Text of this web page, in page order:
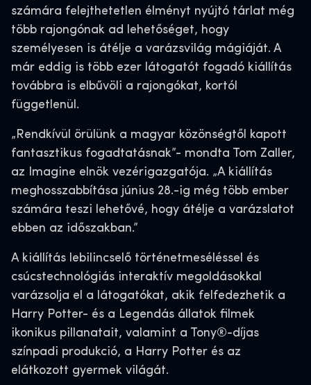
számára felejthetetlen élményt nyújtó tárlat még
több rajongónak ad lehetőséget, hogy
személyesen is átélje a varázsvilág mágiáját. A
már eddig is több ezer látogatót fogadó kiállítás
továbbra is elbűvöli a rajongókat, kortól
függetlenül.
„Rendkívül örülünk a magyar közönségtől kapott
fantasztikus fogadtatásnak”- mondta Tom Zaller,
az Imagine elnök vezérigazgatója. „A kiállítás
meghosszabbítása június 28.-ig még több ember
számára teszi lehetővé, hogy átélje a varázslatot
ebben az időszakban.”
A kiállítás lebilincselő történetmeséléssel és
csúcstechnológiás interaktív megoldásokkal
varázsolja el a látogatókat, akik felfedezhetik a
Harry Potter- és a Legendás állatok filmek
ikonikus pillanatait, valamint a Tony®-díjas
színpadi produkció, a Harry Potter és az
elátkozott gyermek világát.